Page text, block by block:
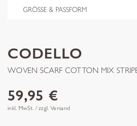
GRÖSSE & PASSFORM
CODELLO
WOVEN SCARF COTTON MIX
59,95 €
inkl. MwSt. / zzgl. Versand